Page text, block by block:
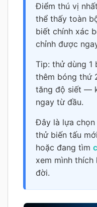
Điểm thú vị
thể thấy toàn
biết chính xác
chỉnh được
Tip: thử dùng 1
thêm bóng thứ
tăng độ siết —
ngay từ đầu.
Đây là lựa chọn
thử biến tấu
hoặc đang tìm
xem mình
đời.